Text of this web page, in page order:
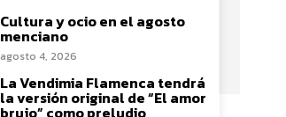
Cultura y ocio en el agosto
menciano
agosto 4, 2026
La Vendimia Flamenca tendrá
la versión original de “El amor
brujo” como preludio